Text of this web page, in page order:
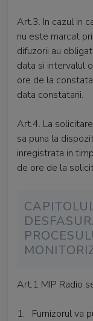
Art.3. In cazul in
nu este marcat
difuzorii au
data si intervalul
ore de la
data constatarii.
Art.4. La
sa puna la
inregistrata in
de ore de la
Art.1 MIP Radio
1. Furnizorul va